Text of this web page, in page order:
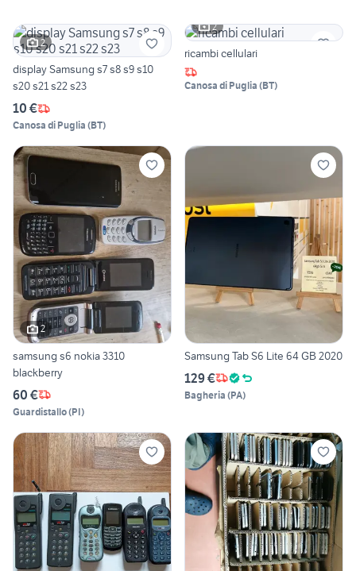
2
display Samsung s7 s8 s9 s10
s20 s21 s22 s23
10 €
Canosa di Puglia (BT)
2
ricambi cellulari
Canosa di Puglia (BT)
2
samsung s6 nokia 3310
blackberry
60 €
Guardistallo(PI)
Samsung Tab S6 Lite 64 GB 2020
129 €
Bagheria (PA)